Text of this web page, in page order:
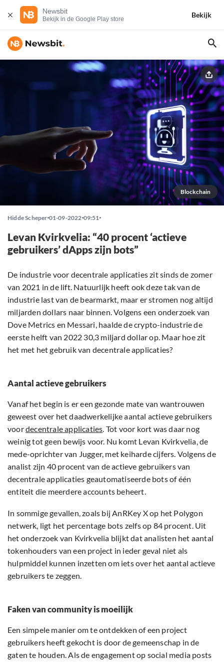
Newsbit
Bekijk in de Google Play store
Bekijk
Blockchain
Hidde Scheper 01-09-2022 09:51
Levan Kvirkvelia: “40 procent ‘actieve
gebruikers’ dApps zijn bots”
De industrie voor decentrale applicaties zit sinds de zomer
van 2021 in de lift. Natuurlijk heeft ook deze tak van de
industrie last van de bearmarkt, maar er stromen nog altijd
miljarden dollars naar binnen. Volgens een onderzoek van
Dove Metrics en Messari, haalde de crypto-industrie de
eerste helft van 2022 30,3 miljard dollar op. Maar hoe zit
het met het gebruik van decentrale applicaties?
Aantal actieve gebruikers
Vanaf het begin is er een gezonde mate van wantrouwen
geweest over het daadwerkelijke aantal actieve gebruikers
voordecentrale applicaties. Tot voor kort was daar nog
weinig tot geen bewijs voor. Nu komt Levan Kvirkvelia, de
mede-oprichter van Jugger, met keiharde cijfers. Volgens de
analist zijn 40 procent van de actieve gebruikers van
decentrale applicaties geautomatiseerde bots of één
entiteit die meerdere accounts beheert.
In sommige gevallen, zoals bij AnRKey X op het Polygon
netwerk, ligt het percentage bots zelfs op 84 procent. Uit
het onderzoek van Kvirkvelia blijkt dat analisten het aantal
tokenhouders van een project in ieder geval niet als
hulpmiddel kunnen inzetten om iets over het aantal actieve
gebruikers te zeggen.
Faken van community is moeilijk
Een simpele manier om te ontdekken of een project
gebruikers heeft gekocht is door de gemeenschap in de
gaten te houden. Als de engagement op social media posts